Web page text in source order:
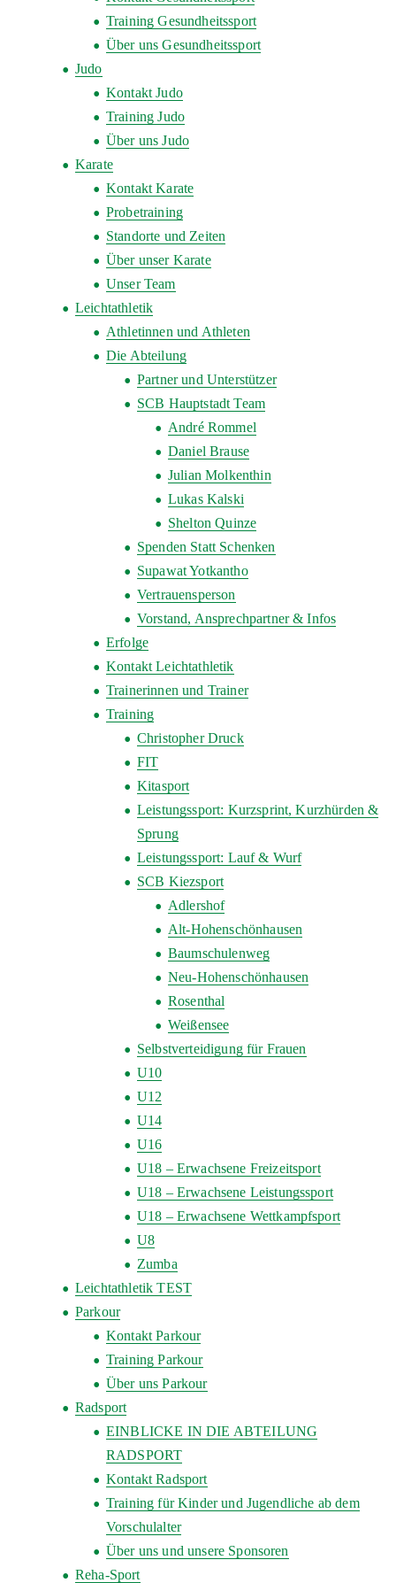
Training Gesundheitssport
Über uns Gesundheitssport
Judo
Kontakt Judo
Training Judo
Über uns Judo
Karate
Kontakt Karate
Probetraining
Standorte und Zeiten
Über unser Karate
Unser Team
Leichtathletik
Athletinnen und Athleten
Die Abteilung
Partner und Unterstützer
SCB Hauptstadt Team
André Rommel
Daniel Brause
Julian Molkenthin
Lukas Kalski
Shelton Quinze
Spenden Statt Schenken
Supawat Yotkantho
Vertrauensperson
Vorstand, Ansprechpartner & Infos
Erfolge
Kontakt Leichtathletik
Trainerinnen und Trainer
Training
Christopher Druck
FIT
Kitasport
Leistungssport: Kurzsprint, Kurzhürden &
Sprung
Leistungssport: Lauf & Wurf
SCB Kiezsport
Adlershof
Alt-Hohenschönhausen
Baumschulenweg
Neu-Hohenschönhausen
Rosenthal
Weißensee
Selbstverteidigung für Frauen
U10
U12
U14
U16
U18 – Erwachsene Freizeitsport
U18 – Erwachsene Leistungssport
U18 – Erwachsene Wettkampfsport
U8
Zumba
Leichtathletik TEST
Parkour
Kontakt Parkour
Training Parkour
Über uns Parkour
Radsport
EINBLICKE IN DIE ABTEILUNG
RADSPORT
Kontakt Radsport
Training für Kinder und Jugendliche ab dem
Vorschulalter
Über uns und unsere Sponsoren
Reha-Sport